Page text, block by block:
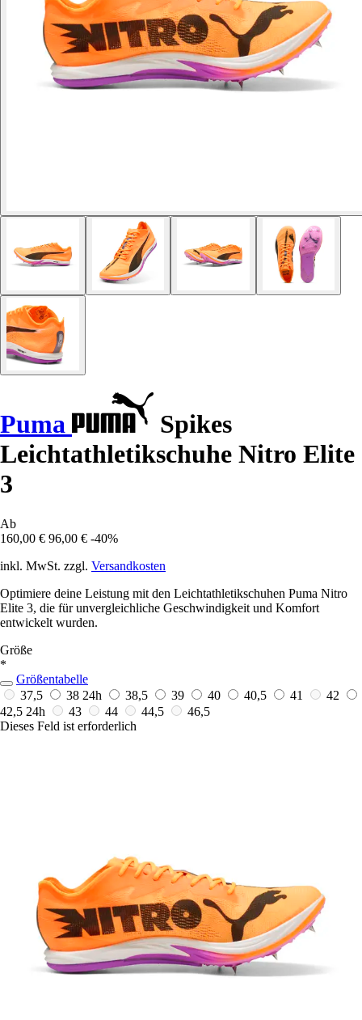
Puma
Spikes
Leichtathletikschuhe Nitro Elite
3
Ab
160,00 € 96,00 € -40%
inkl. MwSt. zzgl. Versandkosten
Optimiere deine Leistung mit den Leichtathletikschuhen Puma Nitro
Elite 3, die für unvergleichliche Geschwindigkeit und Komfort
entwickelt wurden.
Größe
*
Größentabelle
37,5
38 24h 38,5 39 40 40,5 41
42
42,5 24h 43 44 44,5
46,5
Dieses Feld ist erforderlich